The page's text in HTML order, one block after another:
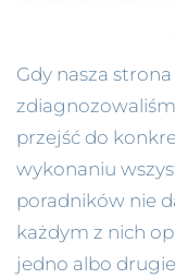
Gdy nasza
przejść do
wykonaniu
poradników nie
każdym z nich
jedno albo